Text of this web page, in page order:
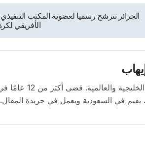
الجزائر تترشح رسميا لعضوية المكتب التنفيذي
الأفريقي
محرر اقتصادي ذو خبرة واسعة في تغطية الأخبار
يقيم في السعودية ويعمل في جريدة المقال.